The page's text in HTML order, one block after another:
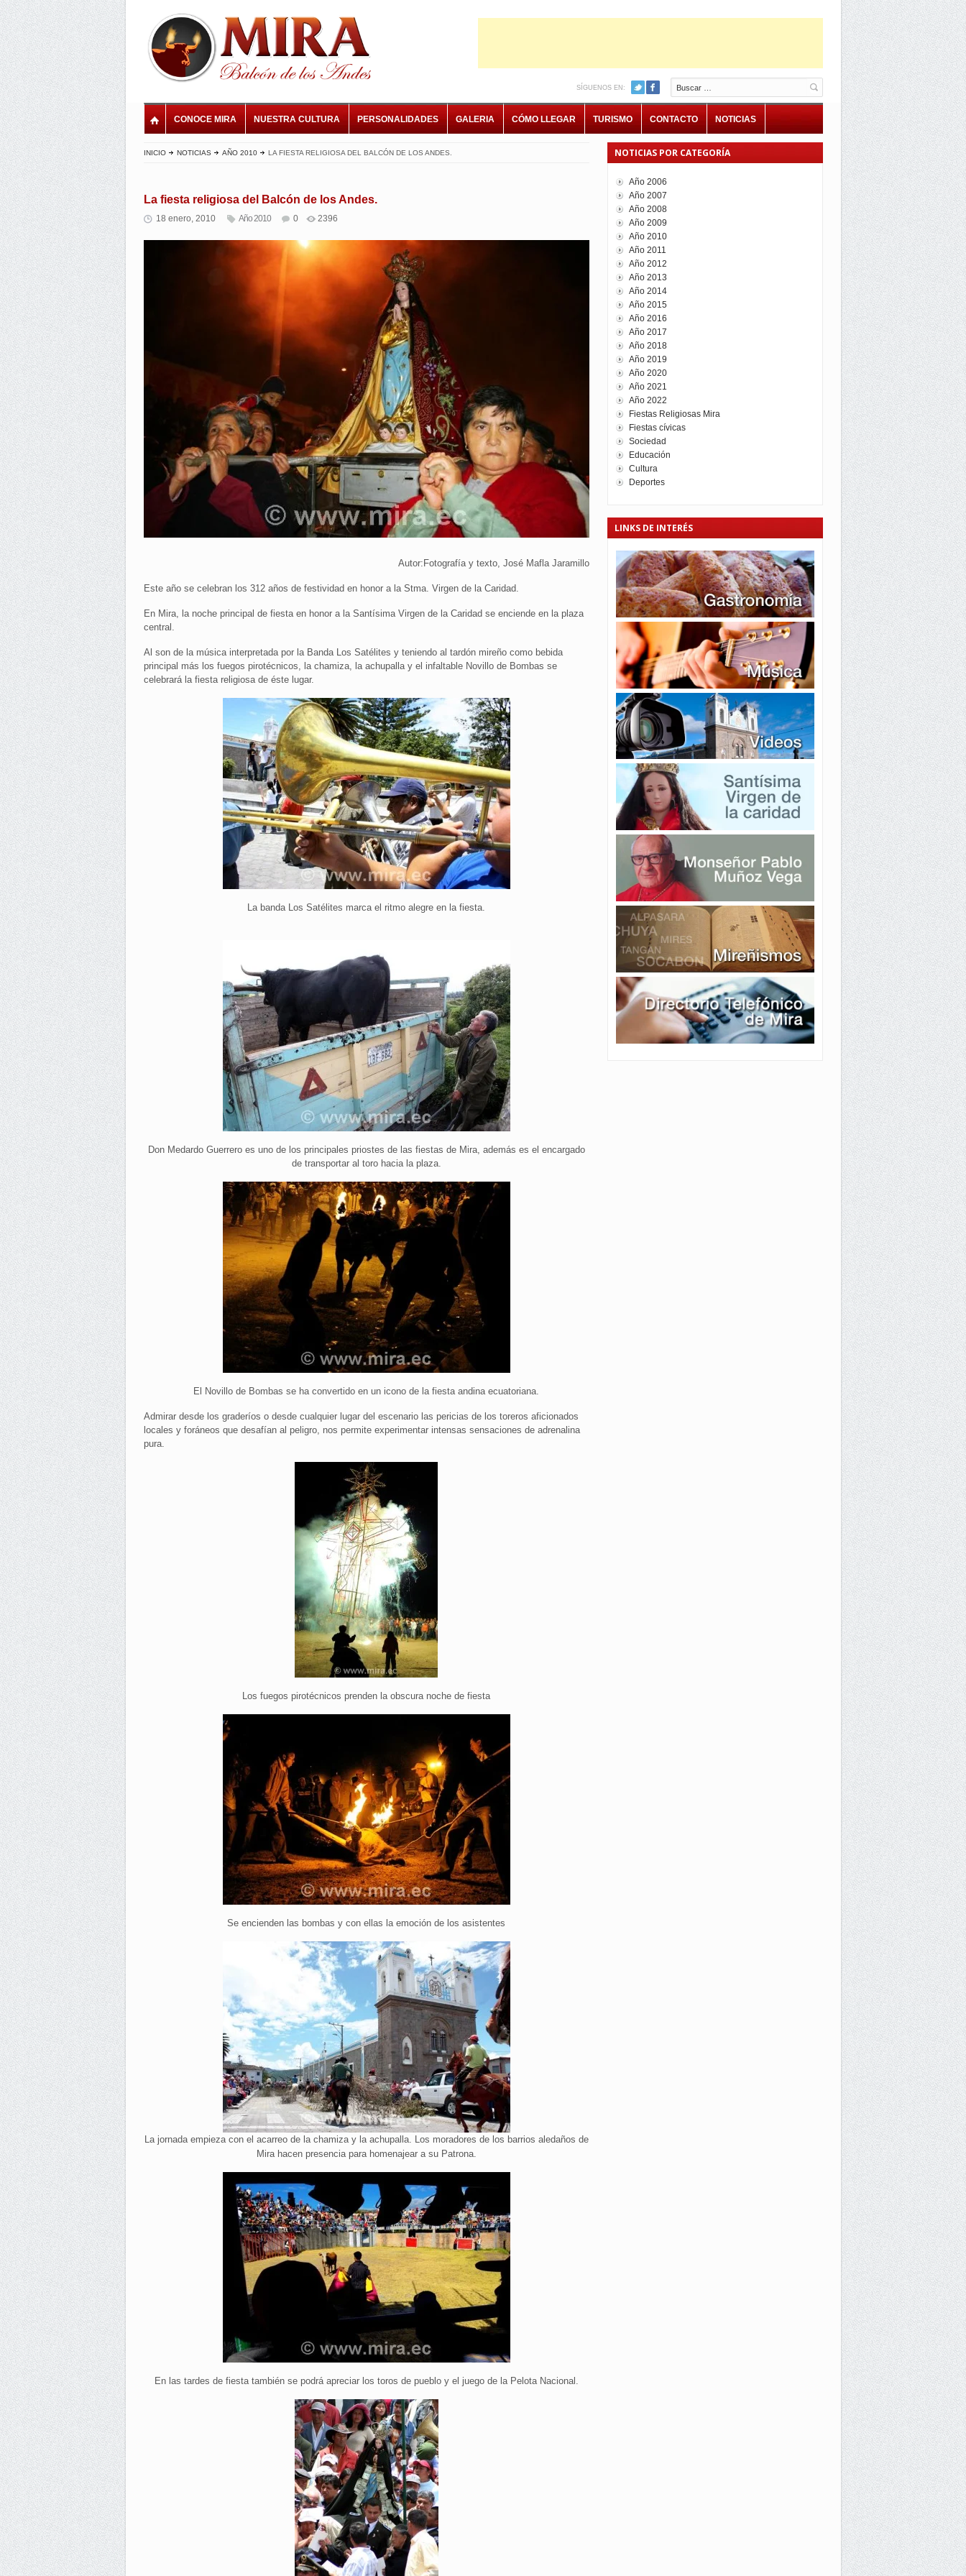
Buscar
SÍGUENOS EN:
CONOCE MIRA NUESTRA CULTURA PERSONALIDADES GALERIA CÓMO LLEGAR TURISMO CONTACTO NOTICIAS
INICIO NOTICIAS AÑO 2010 LA FIESTA RELIGIOSA DEL BALCÓN DE LOS ANDES.
La fiesta religiosa del Balcón de los Andes.
18 enero, 2010 Año 2010 0 2396
Autor:Fotografía y texto, José Mafla Jaramillo
Este año se celebran los 312 años de festividad en honor a la Stma. Virgen de la Caridad.
En Mira, la noche principal de fiesta en honor a la Santísima Virgen de la Caridad se enciende en la plaza
central.
Al son de la música interpretada por la Banda Los Satélites y teniendo al tardón mireño como bebida
principal más los fuegos pirotécnicos, la chamiza, la achupalla y el infaltable Novillo de Bombas se
celebrará la fiesta religiosa de éste lugar.
La banda Los Satélites marca el ritmo alegre en la fiesta.
Don Medardo Guerrero es uno de los principales priostes de las fiestas de Mira, además es el encargado
de transportar al toro hacia la plaza.
El Novillo de Bombas se ha convertido en un icono de la fiesta andina ecuatoriana.
Admirar desde los graderíos o desde cualquier lugar del escenario las pericias de los toreros aficionados
locales y foráneos que desafían al peligro, nos permite experimentar intensas sensaciones de adrenalina
pura.
Los fuegos pirotécnicos prenden la obscura noche de fiesta
Se encienden las bombas y con ellas la emoción de los asistentes
La jornada empieza con el acarreo de la chamiza y la achupalla. Los moradores de los barrios aledaños de
Mira hacen presencia para homenajear a su Patrona.
En las tardes de fiesta también se podrá apreciar los toros de pueblo y el juego de la Pelota Nacional.
NOTICIAS POR CATEGORÍA
Año 2006
Año 2007
Año 2008
Año 2009
Año 2010
Año 2011
Año 2012
Año 2013
Año 2014
Año 2015
Año 2016
Año 2017
Año 2018
Año 2019
Año 2020
Año 2021
Año 2022
Fiestas Religiosas Mira
Fiestas cívicas
Sociedad
Educación
Cultura
Deportes
LINKS DE INTERÉS